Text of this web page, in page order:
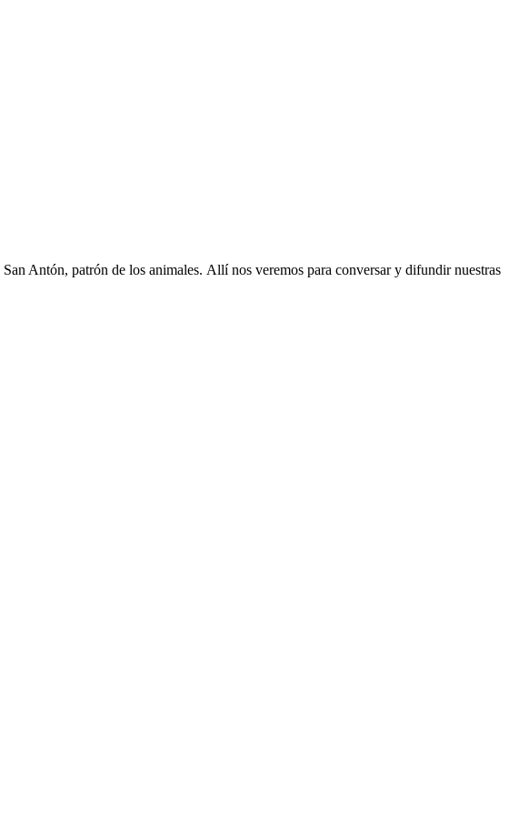
Antón, patrón de los animales. Allí nos veremos para conversar y difundir nuestras